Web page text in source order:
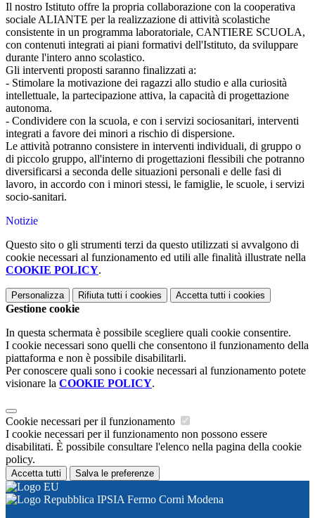
Il nostro Istituto offre la propria collaborazione con la cooperativa
sociale ALIANTE per la realizzazione di attività scolastiche
consistente in un programma laboratoriale, CANTIERE SCUOLA,
con contenuti integrati ai piani formativi dell'Istituto, da sviluppare
durante l'intero anno scolastico.
Gli interventi proposti saranno finalizzati a:
- Stimolare la motivazione dei ragazzi allo studio e alla curiosità
intellettuale, la partecipazione attiva, la capacità di progettazione
autonoma.
- Condividere con la scuola, e con i servizi sociosanitari, interventi
integrati a favore dei minori a rischio di dispersione.
Le attività potranno consistere in interventi individuali, di gruppo o
di piccolo gruppo, all'interno di progettazioni flessibili che potranno
diversificarsi a seconda delle situazioni personali e delle fasi di
lavoro, in accordo con i minori stessi, le famiglie, le scuole, i servizi
socio-sanitari.
Notizie
Questo sito o gli strumenti terzi da questo utilizzati si avvalgono di
cookie necessari al funzionamento ed utili alle finalità illustrate nella
COOKIE POLICY.
Personalizza Rifiuta tutti i cookies Accetta tutti i cookies
Gestione cookie
In questa schermata è possibile scegliere quali cookie consentire.
I cookie necessari sono quelli che consentono il funzionamento della
piattaforma e non è possibile disabilitarli.
Per conoscere quali sono i cookie necessari al funzionamento potete
visionare la COOKIE POLICY.
Cookie necessari per il funzionamento
I cookie necessari per il funzionamento non possono essere
disabilitati. È possibile consultare l'elenco nella pagina della cookie
policy.
Accetta tutti Salva le preferenze
IPSIA Fermo Corni Modena